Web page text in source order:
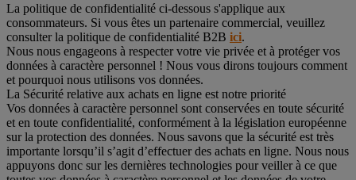
La politique de confidentialité ci-dessous s'applique aux
consommateurs. Si vous êtes un partenaire commercial, veuillez
consulter la politique de confidentialité B2B ici.
Nous nous engageons à respecter votre vie privée et à protéger vos
données à caractère personnel ! Nous vous dirons toujours comment
et pourquoi nous utilisons vos données.
La Sécurité relative aux achats en ligne est notre priorité
Vos données à caractère personnel sont conservées en toute sécurité
et en toute confidentialité, conformément à la législation européenne
sur la protection des données. Nous savons que la sécurité est très
importante lorsqu’il s’agit d’effectuer des achats en ligne. Nous nous
appuyons donc sur les dernières technologies pour veiller à ce que